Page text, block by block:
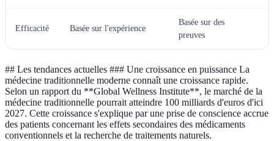
Efficacité Basée sur l'expérience
Basée sur des
preuves
## Les tendances actuelles ### Une croissance en puissance La
médecine traditionnelle moderne connaît une croissance rapide.
Selon un rapport du **Global Wellness Institute**, le marché de la
médecine traditionnelle pourrait atteindre 100 milliards d'euros d'ici
2027. Cette croissance s'explique par une prise de conscience accrue
des patients concernant les effets secondaires des médicaments
conventionnels et la recherche de traitements naturels.